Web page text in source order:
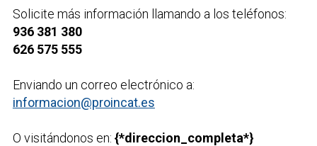
Solicite más información llamando a los teléfonos:
936 381 380
626 575 555
Enviando un correo electrónico a:
informacion@proincat.es
O visitándonos en: {*direccion_completa*}